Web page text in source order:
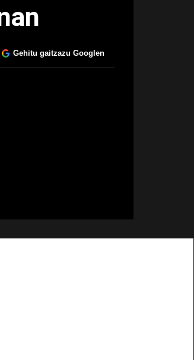
Gehitu gaitzazu Googlen